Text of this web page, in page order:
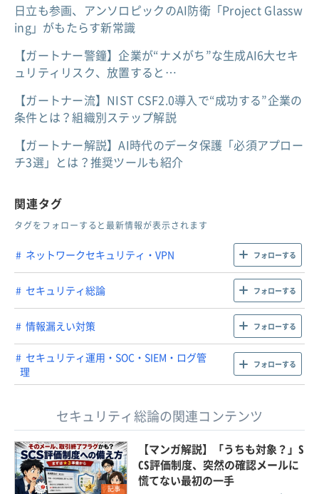
日立も参画、アンソロピックのAI防衛「Project Glassw
ing」がもたらす新常識
【ガートナー警鐘】企業が“ナメがち”な生成AI6大セキ
ュリティリスク、放置すると…
【ガートナー流】NIST CSF2.0導入で“成功する”企業の
条件とは？組織別ステップ解説
【ガートナー解説】AI時代のデータ保護「必須アプロー
チ3選」とは？推奨ツールも紹介
関連タグ
タグをフォローすると最新情報が表示されます
ネットワークセキュリティ・VPN フォローする
セキュリティ総論 フォローする
情報漏えい対策 フォローする
セキュリティ運用・SOC・SIEM・ログ管
理
フォローする
セキュリティ総論の関連コンテンツ
記事
【マンガ解説】「うちも対象？」S
CS評価制度、突然の確認メールに
慌てない最初の一手